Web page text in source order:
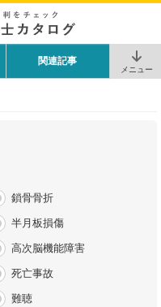
関連記事
メニュー
鎖骨骨折
半月板損傷
高次脳機能障害
死亡事故
難聴